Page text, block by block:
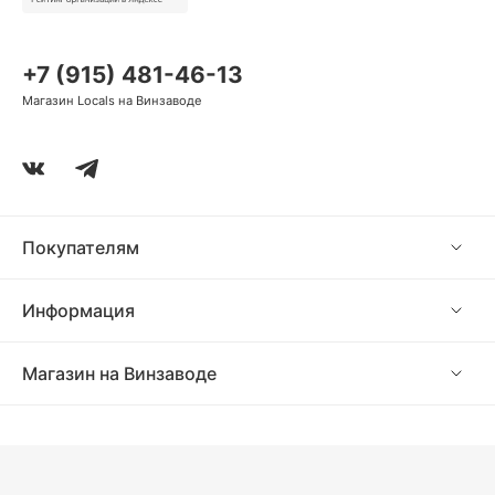
Покупателям
Информация
Магазин на Винзаводе
+7 (915) 481-46-13
Магазин Locals на Винзаводе